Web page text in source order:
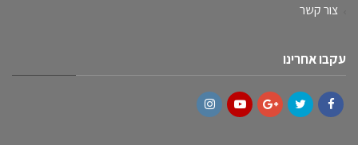
צור קשר
עקבו אחרינו